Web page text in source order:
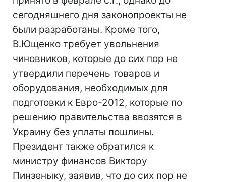
сегодняшнего дня законопроекты не
были разработаны. Кроме того,
В.Ющенко требует увольнения
чиновников, которые до сих пор не
утвердили перечень товаров и
оборудования, необходимых для
подготовки к Евро-2012, которые по
решению правительства ввозятся в
Украину без уплаты пошлины.
Президент также обратился к
министру финансов Виктору
Пинзеныку, заявив, что до сих пор не